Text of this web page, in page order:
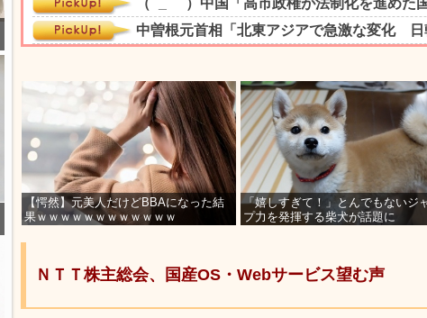
【愕然】元美人だけどBBAになった結
果ｗｗｗｗｗｗｗｗｗｗｗｗ
「嬉しすぎて！」とんでもないジ
プ力を発揮する柴犬が話題に
ＮＴＴ株主総会、国産OS・Webサービス望む声